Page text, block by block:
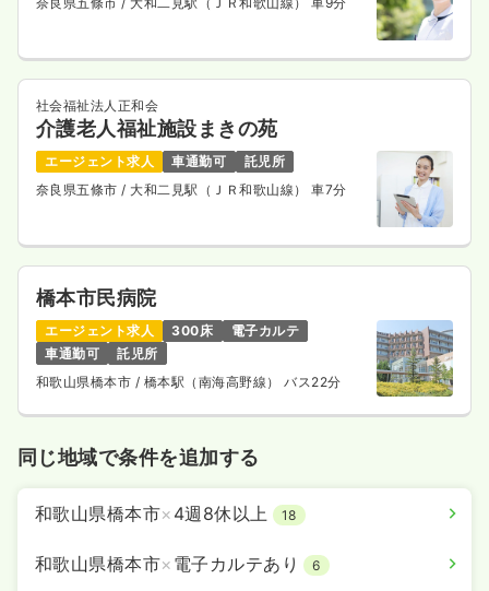
社会福祉法人正和会
介護老人福祉施設まきの苑
エージェント求人 車通勤可
託児所
奈良県五條市/ 大和二見駅（ＪＲ和歌山線） 車7分
橋本市民病院
エージェント求人 300床
電子カルテ
車通勤可
託児所
和歌山県橋本市 / 橋本駅（南海高野線） バス22分
同じ地域で条件を追加する
和歌山県橋本市× 4週8休以上 18
和歌山県橋本市× 電子カルテあり 6